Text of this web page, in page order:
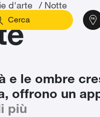
d'arte / Notte
e le ombre
offrono un
più